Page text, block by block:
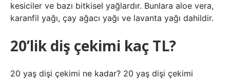
kesiciler ve bazı bitkisel yağlardır. Bunlara aloe vera,
karanfil yağı, çay ağacı yağı ve lavanta yağı dahildir.
20’lik diş çekimi kaç TL?
20 yaş dişi çekimi ne kadar? 20 yaş dişi çekimi